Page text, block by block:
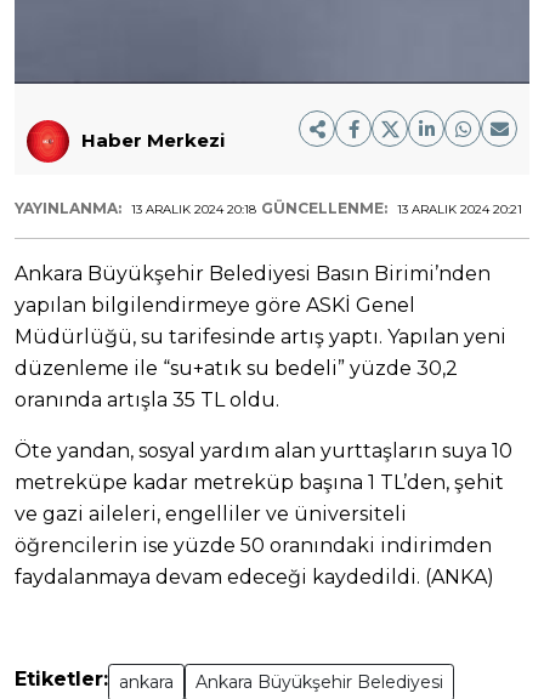
Haber Merkezi
YAYINLANMA: 13 ARALIK 2024 20:18 GÜNCELLENME: 13 ARALIK 2024 20:21
Ankara Büyükşehir Belediyesi Basın Birimi’nden
yapılan bilgilendirmeye göre ASKİ Genel
Müdürlüğü, su tarifesinde artış yaptı. Yapılan yeni
düzenleme ile “su+atık su bedeli” yüzde 30,2
oranında artışla 35 TL oldu.
Öte yandan, sosyal yardım alan yurttaşların suya 10
metreküpe kadar metreküp başına 1 TL’den, şehit
ve gazi aileleri, engelliler ve üniversiteli
öğrencilerin ise yüzde 50 oranındaki indirimden
faydalanmaya devam edeceği kaydedildi. (ANKA)
Etiketler: ankara Ankara Büyükşehir Belediyesi